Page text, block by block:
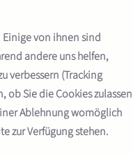
Einige von ihnen sind
andere uns helfen,
verbessern (Tracking
ob Sie die Cookies zulassen
Ablehnung womöglich
zur Verfügung stehen.